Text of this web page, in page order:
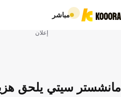
مباشر
إعلان
مانشستر سيتي يلحق